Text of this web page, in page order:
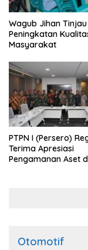
Wagub Jihan Tinjau
Peningkatan
Masyarakat
PTPN I (Persero)
Terima Apresiasi
Pengamanan Aset
Otomotif